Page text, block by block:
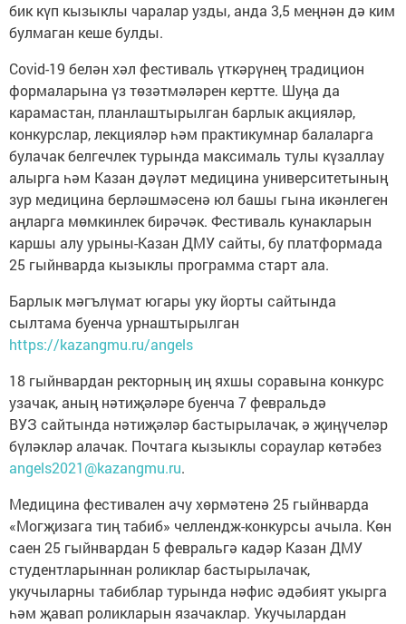
бик күп кызыклы чаралар узды, анда 3,5 меңнән дә ким
булмаган кеше булды.
Covid-19 белән хәл фестиваль үткәрүнең традицион
формаларына үз төзәтмәләрен кертте. Шуңа да
карамастан, планлаштырылган барлык акцияләр,
конкурслар, лекцияләр һәм практикумнар балаларга
булачак белгечлек турында максималь тулы күзаллау
алырга һәм Казан дәүләт медицина университетының
зур медицина берләшмәсенә юл башы гына икәнлеген
аңларга мөмкинлек бирәчәк. Фестиваль кунакларын
каршы алу урыны-Казан ДМУ сайты, бу платформада
25 гыйнварда кызыклы программа старт ала.
Барлык мәгълүмат югары уку йорты сайтында
сылтама буенча урнаштырылган
https://kazangmu.ru/angels
18 гыйнвардан ректорның иң яхшы соравына конкурс
узачак, аның нәтиҗәләре буенча 7 февральдә
ВУЗ сайтында нәтиҗәләр бастырылачак, ә җиңүчеләр
бүләкләр алачак. Почтага кызыклы сораулар көтәбез
angels2021@kazangmu.ru.
Медицина фестивален ачу хөрмәтенә 25 гыйнварда
«Могҗизага тиң табиб» челлендж-конкурсы ачыла. Көн
саен 25 гыйнвардан 5 февральгә кадәр Казан ДМУ
студентларыннан роликлар бастырылачак,
укучыларны табиблар турында нәфис әдәбият укырга
һәм җавап роликларын язачаклар. Укучылардан